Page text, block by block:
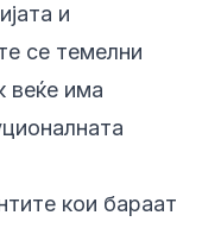
и
се темелни
веќе има
кои бараат